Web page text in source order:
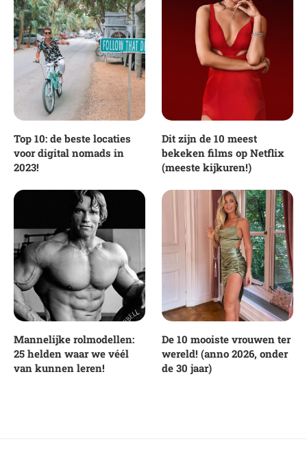
Top 10: de beste locaties
voor digital nomads in
2023!
Dit zijn de 10 meest
bekeken films op Netflix
(meeste kijkuren!)
Mannelijke rolmodellen:
25 helden waar we véél
van kunnen leren!
De 10 mooiste vrouwen ter
wereld! (anno 2026, onder
de 30 jaar)